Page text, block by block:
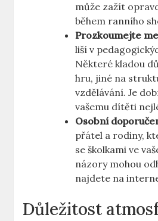
může zažít
během ranního
Prozkoumejte
liší v
Některé kladou
hru, jiné na
vzdělávání. Je
vašemu dítěti
Osobní
přátel a rodiny,
se školkami ve
názory mohou
najdete na
Důležitost